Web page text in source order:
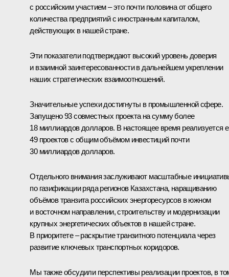
с российским участием – это почти половина от общего
количества предприятий с иностранным капиталом,
действующих в нашей стране.
Эти показатели подтверждают высокий уровень доверия
и взаимной заинтересованности в дальнейшем укреплении
наших стратегических взаимоотношений.
Значительные успехи достигнуты в промышленной сфере.
Запущено 93 совместных проекта на сумму более
18 миллиардов долларов. В настоящее время реализуется
49 проектов с общим объёмом инвестиций почти
30 миллиардов долларов.
Отдельного внимания заслуживают масштабные
по газификации ряда регионов Казахстана, наращиванию
объёмов транзита российских энергоресурсов в южном
и восточном направлении, строительству и модернизации
крупных энергетических объектов в нашей стране.
В приоритете – раскрытие транзитного потенциала через
развитие ключевых транспортных коридоров.
Мы также обсудили перспективы реализации проектов, в